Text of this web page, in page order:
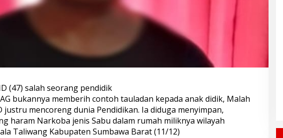
(47) salah seorang pendidik
bukannya memberih contoh tauladan kepada anak didik, Malah
justru mencoreng dunia Pendidikan. Ia diduga menyimpan,
haram Narkoba jenis Sabu dalam rumah miliknya wilayah
Taliwang Kabupaten Sumbawa Barat (11/12)